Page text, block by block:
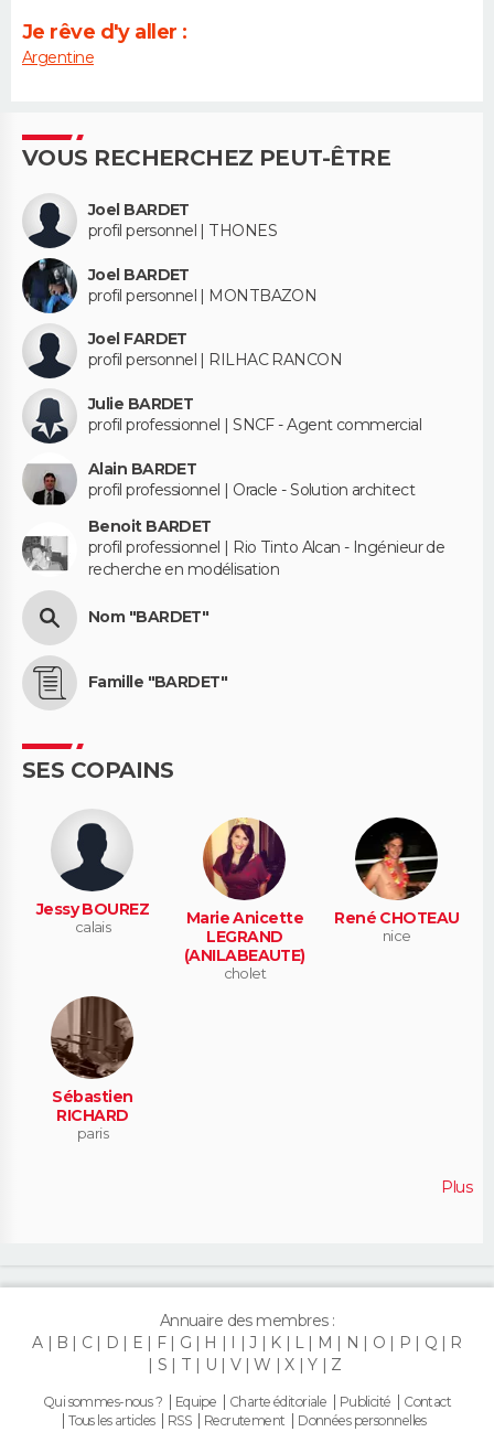
Je rêve d'y aller :
Argentine
VOUS RECHERCHEZ PEUT-ÊTRE
Joel BARDET
profil personnel | THONES
Joel BARDET
profil personnel | MONTBAZON
Joel FARDET
profil personnel | RILHAC RANCON
Julie BARDET
profil professionnel | SNCF - Agent commercial
Alain BARDET
profil professionnel | Oracle - Solution architect
Benoit BARDET
profil professionnel | Rio Tinto Alcan - Ingénieur de
recherche en modélisation
Nom "BARDET"
Famille "BARDET"
SES COPAINS
Jessy BOUREZ
calais
Marie Anicette
LEGRAND
(ANILABEAUTE)
cholet
René CHOTEAU
nice
Sébastien
RICHARD
paris
Plus
Annuaire des membres :
A
B C D E F G H I J K L M N O P Q
R
S
T U V W X Y Z
Qui sommes-nous ? Equipe Charte éditoriale Publicité
Contact
Tous les articles
RSS Recrutement
Données personnelles